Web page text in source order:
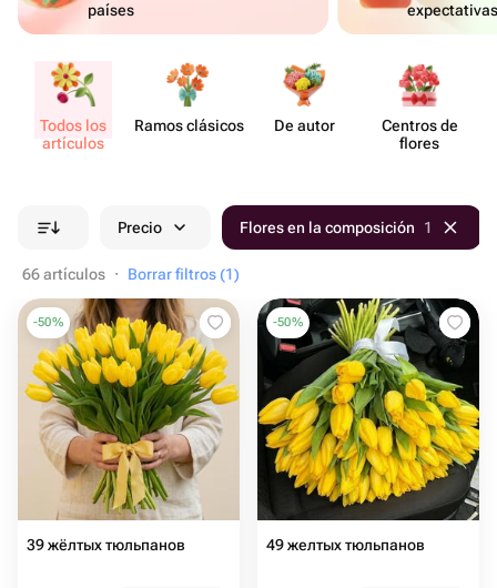
países
Todos los
artículos
Ramos clásicos De autor
Centros de
flores
Precio Flores en la composición 1
66 artículos · Borrar filtros (1)
-50%
39 жёлтых тюльпанов
-50%
49 желтых тюльпанов